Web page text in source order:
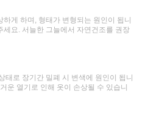
게 하며, 형태가 변형되는 원인이 됩니
세요. 서늘한 그늘에서 자연건조를 권장
태로 장기간 밀폐 시 변색에 원인이 됩니
운 열기로 인해 옷이 손상될 수 있습니